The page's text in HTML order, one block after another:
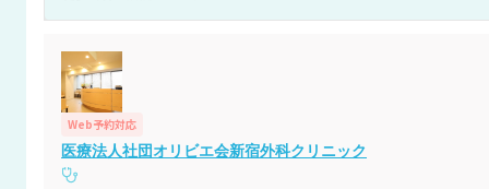
Web予約対応
医療法人社団オリビエ会新宿外科クリニック